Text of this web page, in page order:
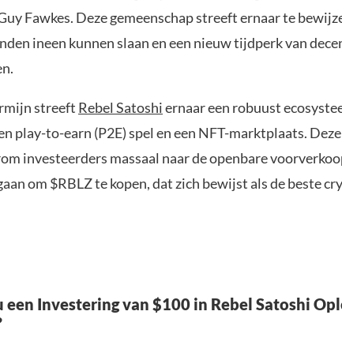
Fawkes. Deze gemeenschap streeft ernaar te
ineen kunnen slaan en een nieuw tijdperk van
streeft Rebel Satoshiernaar een robuust
play-to-earn (P2E) spel en een NFT-marktplaats.
investeerders massaal naar de openbare
om $RBLZ te kopen, dat zich bewijst als de beste
een Investering van $100 in Rebel Satoshi